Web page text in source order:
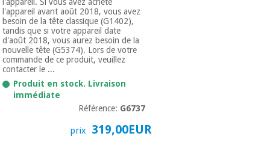
l'appareil avant août 2018, vous avez
besoin de la tête classique (G1402),
tandis que si votre appareil date
d'août 2018, vous aurez besoin de la
nouvelle tête (G5374). Lors de votre
commande de ce produit, veuillez
contacter le ...
Produit en stock. Livraison
immédiate
Référence: G6737
prix 319,00EUR